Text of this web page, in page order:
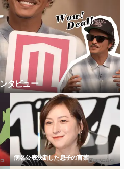
タビュー
病名公表決断した息子の言葉